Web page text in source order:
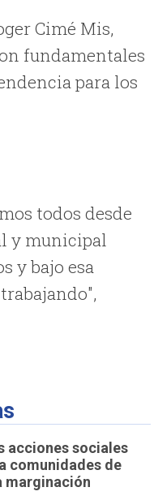
Cimé Mis,
fundamentales
para los
todos desde
y municipal
y bajo esa
acciones sociales
comunidades de
marginación